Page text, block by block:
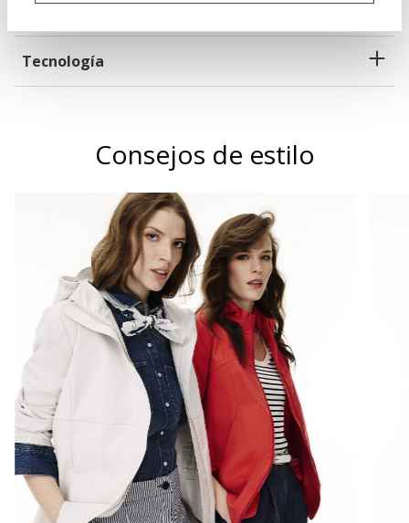
Materiales
Tecnología
Consejos de estilo